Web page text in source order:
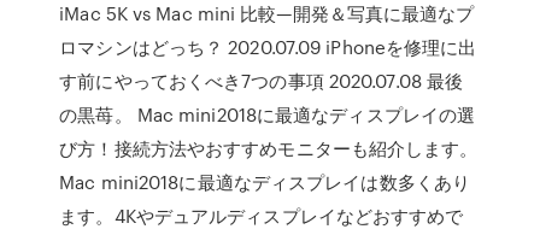
iMac 5K vs Mac mini 比較—開発＆写真に最適なプ
ロマシンはどっち？ 2020.07.09 iPhoneを修理に出
す前にやっておくべき7つの事項 2020.07.08 最後
の黒苺。 Mac mini2018に最適なディスプレイの選
び方！接続方法やおすすめモニターも紹介します。
Mac mini2018に最適なディスプレイは数多くあり
ます。4Kやデュアルディスプレイなどおすすめで